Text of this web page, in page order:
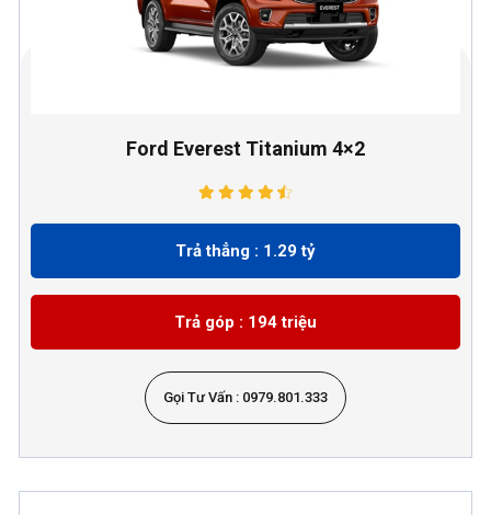
Ford Everest Titanium 4×2
Trả thẳng : 1.29 tỷ
Trả góp : 194 triệu
Gọi Tư Vấn : 0979.801.333